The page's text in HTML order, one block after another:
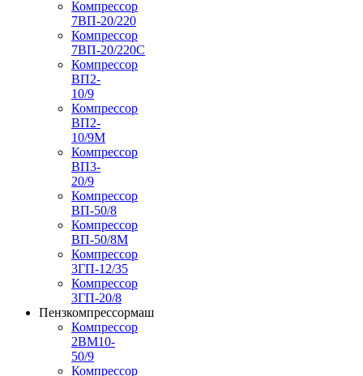
Компрессор
7ВП-20/220
Компрессор
7ВП-20/220С
Компрессор
ВП2-
10/9
Компрессор
ВП2-
10/9М
Компрессор
ВП3-
20/9
Компрессор
ВП-50/8
Компрессор
ВП-50/8М
Компрессор
3ГП-12/35
Компрессор
3ГП-20/8
Пензкомпрессормаш
Компрессор
2ВМ10-
50/9
Компрессор